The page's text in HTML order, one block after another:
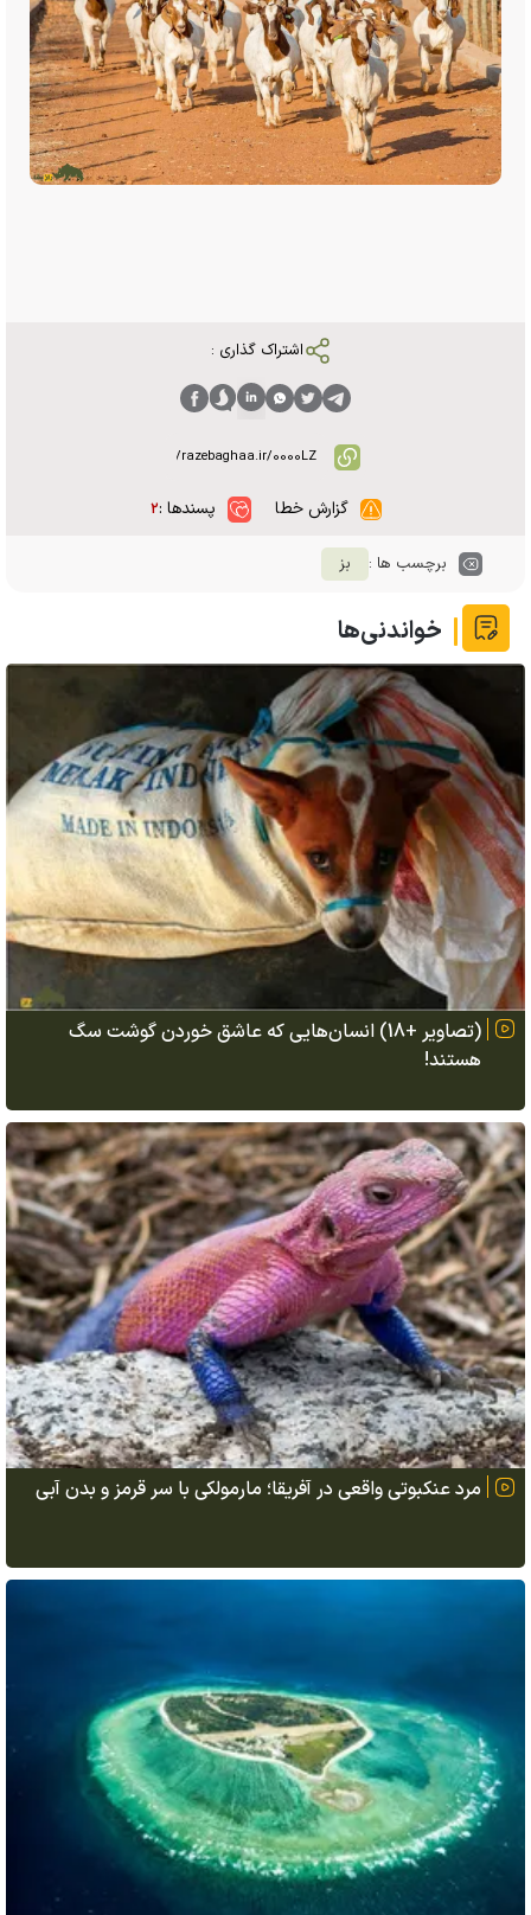
اشتراک گذاری :
گزارش خطا پسندها :۲
برچسب ها : بز
خواندنی‌ها
(تصاویر +18) انسان‌هایی که عاشق خوردن گوشت سگ
هستند!
مرد عنکبوتی واقعی در آفریقا؛ مارمولکی با سر قرمز و بدن آبی